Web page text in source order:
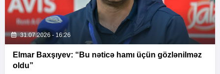
31.07.2026 - 16:26
Elmar Baxşıyev: “Bu nəticə hamı üçün gözlənilməz
oldu”